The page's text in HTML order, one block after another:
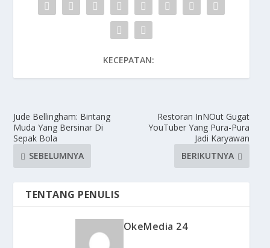
KECEPATAN:
Jude Bellingham: Bintang
Muda Yang Bersinar Di
Sepak Bola
SEBELUMNYA
Restoran InNOut Gugat
YouTuber Yang Pura-Pura
Jadi Karyawan
BERIKUTNYA
TENTANG PENULIS
OkeMedia 24